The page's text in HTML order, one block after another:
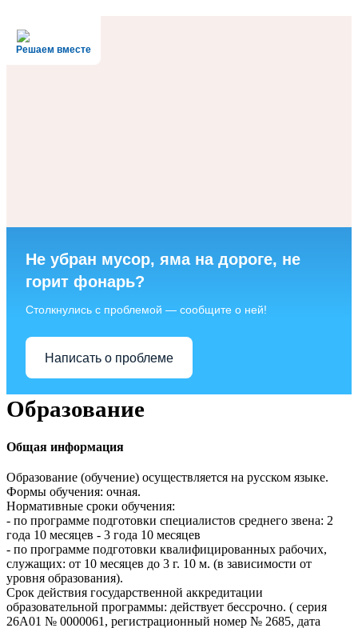
Решаем вместе
Не убран мусор, яма на дороге, не
горит фонарь?
Столкнулись с проблемой — сообщите о ней!
Написать о проблеме
Образование
Общая информация
Образование (обучение) осуществляется на русском языке.
Формы обучения: очная.
Нормативные сроки обучения:
- по программе подготовки специалистов среднего звена: 2
года 10 месяцев - 3 года 10 месяцев
- по программе подготовки квалифицированных рабочих,
служащих: от 10 месяцев до 3 г. 10 м. (в зависимости от
уровня образования).
Срок действия государственной аккредитации
образовательной программы: действует бессрочно. ( серия
26А01 № 0000061, регистрационный номер № 2685, дата